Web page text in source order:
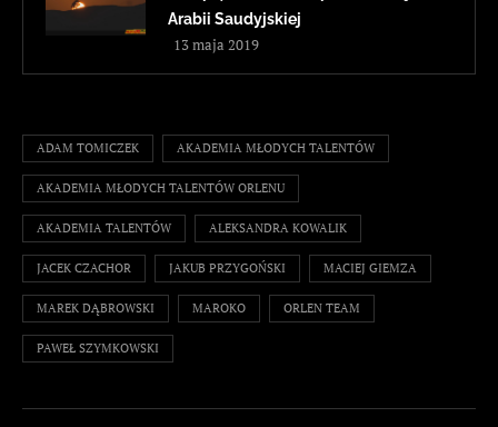
Arabii Saudyjskiej
13 maja 2019
ADAM TOMICZEK AKADEMIA MŁODYCH TALENTÓW
AKADEMIA MŁODYCH TALENTÓW ORLENU
AKADEMIA TALENTÓW ALEKSANDRA KOWALIK
JACEK CZACHOR JAKUB PRZYGOŃSKI MACIEJ GIEMZA
MAREK DĄBROWSKI MAROKO ORLEN TEAM
PAWEŁ SZYMKOWSKI